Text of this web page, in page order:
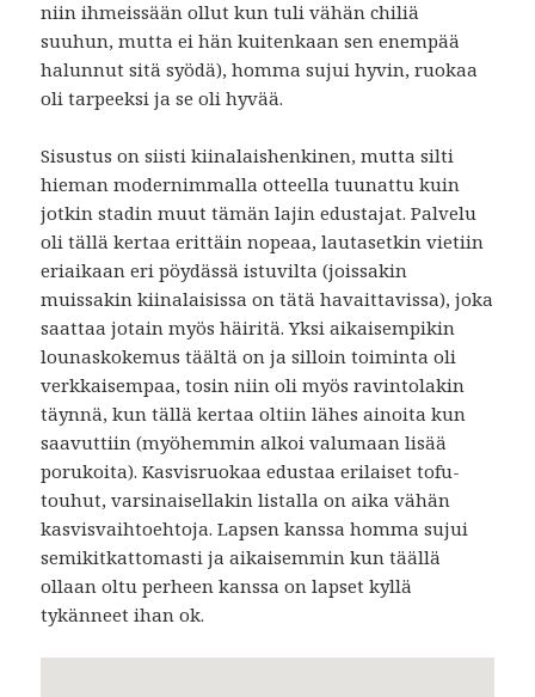
niin ihmeissään ollut kun tuli vähän chiliä
suuhun, mutta ei hän kuitenkaan sen enempää
halunnut sitä syödä), homma sujui hyvin, ruokaa
oli tarpeeksi ja se oli hyvää.
Sisustus on siisti kiinalaishenkinen, mutta silti
hieman modernimmalla otteella tuunattu kuin
jotkin stadin muut tämän lajin edustajat. Palvelu
oli tällä kertaa erittäin nopeaa, lautasetkin vietiin
eriaikaan eri pöydässä istuvilta (joissakin
muissakin kiinalaisissa on tätä havaittavissa), joka
saattaa jotain myös häiritä. Yksi aikaisempikin
lounaskokemus täältä on ja silloin toiminta oli
verkkaisempaa, tosin niin oli myös ravintolakin
täynnä, kun tällä kertaa oltiin lähes ainoita kun
saavuttiin (myöhemmin alkoi valumaan lisää
porukoita). Kasvisruokaa edustaa erilaiset tofu-
touhut, varsinaisellakin listalla on aika vähän
kasvisvaihtoehtoja. Lapsen kanssa homma sujui
semikitkattomasti ja aikaisemmin kun täällä
ollaan oltu perheen kanssa on lapset kyllä
tykänneet ihan ok.